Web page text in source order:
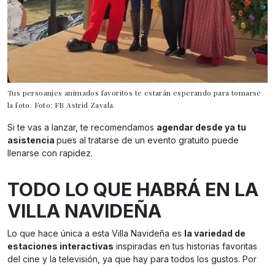
Tus persoanjes animados favoritos te estarán esperando para tomarse
la foto. Foto: FB Astrid Zavala.
Si te vas a lanzar, te recomendamos agendar desde ya tu
asistencia pues al tratarse de un evento gratuito puede
llenarse con rapidez.
TODO LO QUE HABRÁ EN LA
VILLA NAVIDEÑA
Lo que hace única a esta Villa Navideña es la variedad de
estaciones interactivas inspiradas en tus historias favoritas
del cine y la televisión, ya que hay para todos los gustos. Por